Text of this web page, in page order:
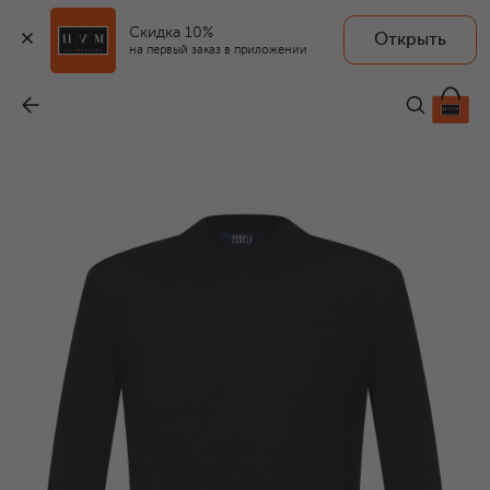
Скидка 10%
на первый заказ в приложении
Открыть
54 900 ₽